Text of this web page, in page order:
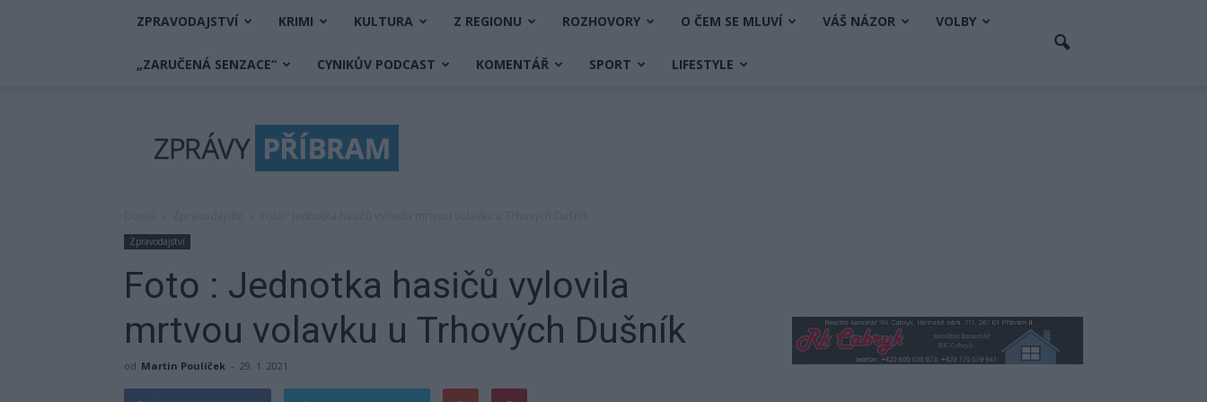
ZPRAVODAJSTVÍ KRIMI KULTURA Z REGIONU ROZHOVORY O ČEM SE MLUVÍ VÁŠ NÁZOR VOLBY
„ZARUČENÁ SENZACE“ CYNIKŮV PODCAST KOMENTÁŘ SPORT LIFESTYLE
Příbram
Zpravodajství
Foto : Jednotka hasičů vylovila
mrtvou volavku u Trhových Dušník
od Martin Poulíček - 29. 1. 2021